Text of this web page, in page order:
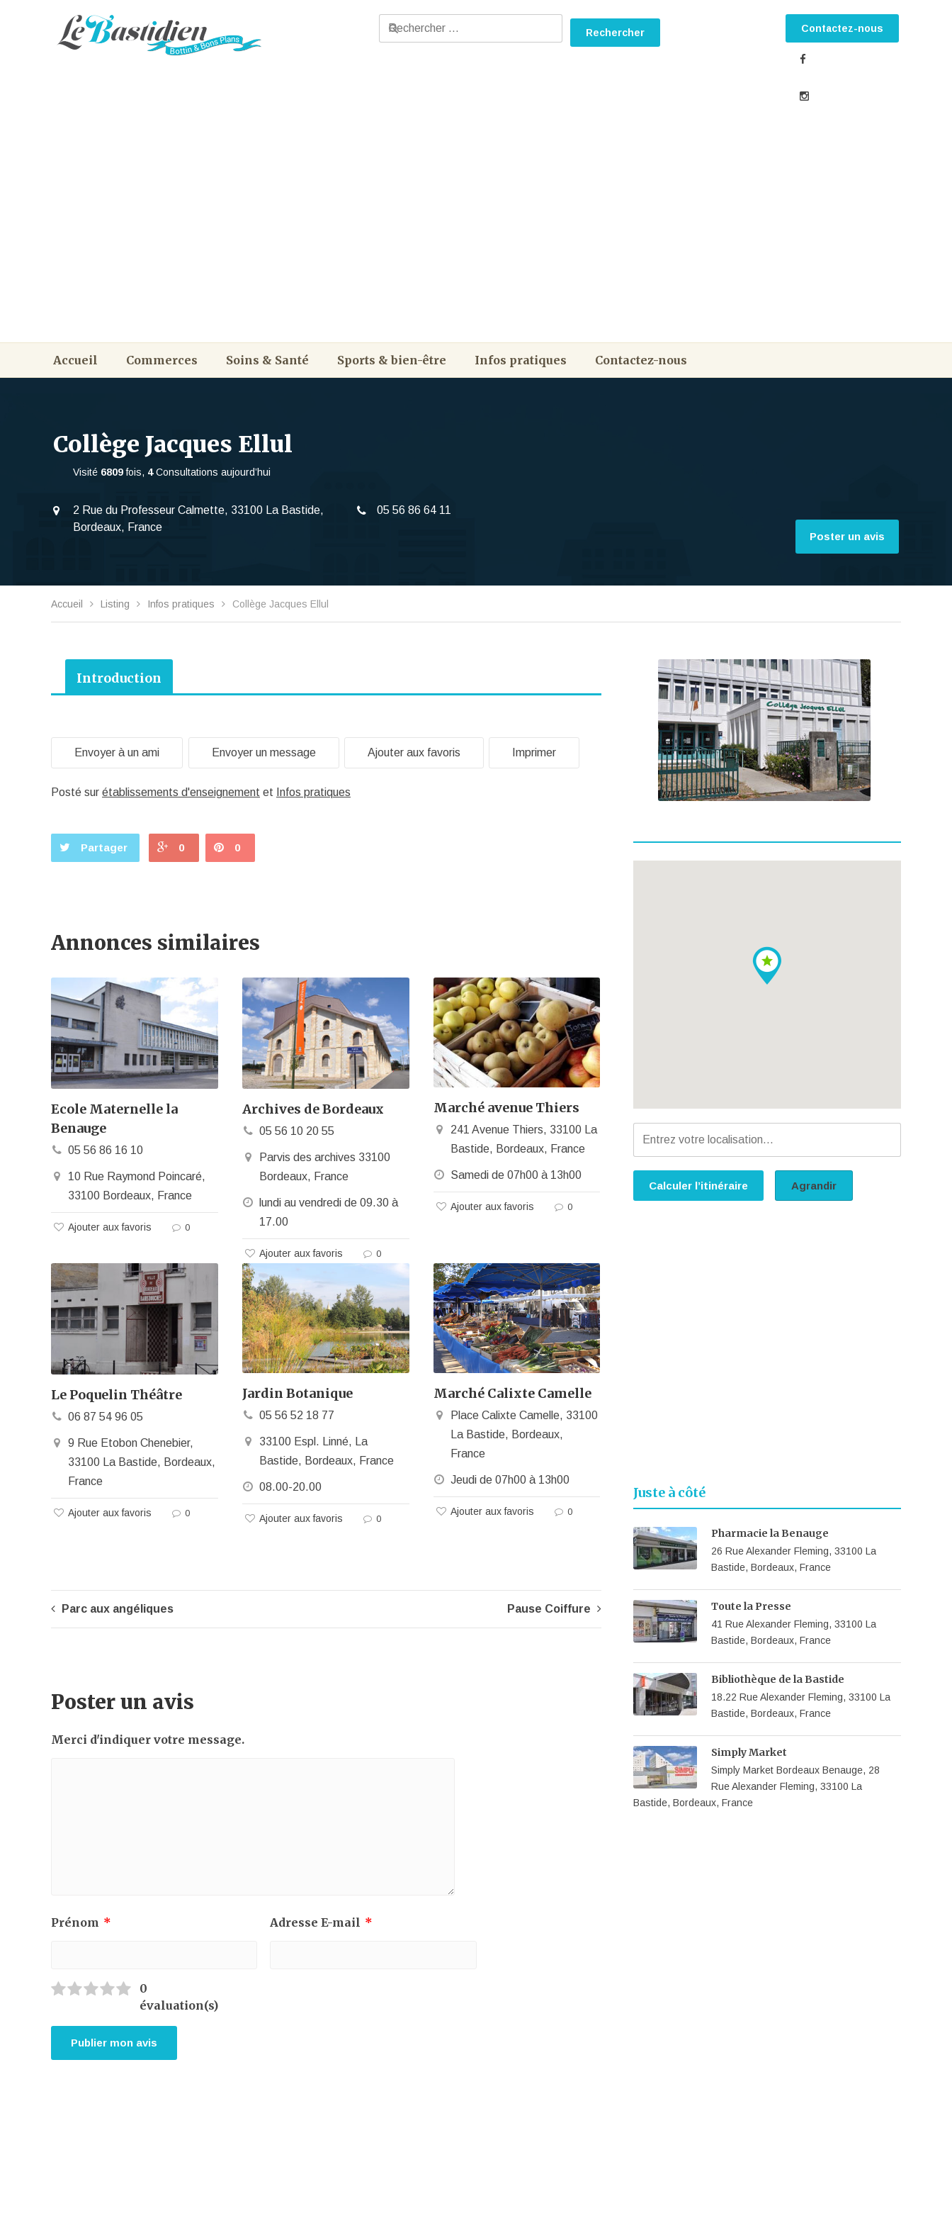
Contactez-nous
Accueil Commerces Soins & Santé Sports & bien-être Infos pratiques Contactez-nous
Collège Jacques Ellul
Visité 6809fois, 4Consultations aujourd’hui
2 Rue du Professeur Calmette, 33100 La Bastide,
Bordeaux, France
05 56 86 64 11
Poster un avis
Accueil Listing Infos pratiques Collège Jacques Ellul
Introduction
Envoyer à un ami Envoyer un message Ajouter aux favoris Imprimer
Posté sur établissements d'enseignement et Infos pratiques
Partager 0 0
Annonces similaires
Ecole Maternelle la
Benauge
05 56 86 16 10
10 Rue Raymond Poincaré,
33100 Bordeaux, France
Ajouter aux favoris 0
Archives de Bordeaux
05 56 10 20 55
Parvis des archives 33100
Bordeaux, France
lundi au vendredi de 09.30 à
17.00
Ajouter aux favoris 0
Marché avenue Thiers
241 Avenue Thiers, 33100 La
Bastide, Bordeaux, France
Samedi de 07h00 à 13h00
Ajouter aux favoris 0
Le Poquelin Théâtre
06 87 54 96 05
9 Rue Etobon Chenebier,
33100 La Bastide, Bordeaux,
France
Ajouter aux favoris 0
Jardin Botanique
05 56 52 18 77
33100 Espl. Linné, La
Bastide, Bordeaux, France
08.00-20.00
Ajouter aux favoris 0
Marché Calixte Camelle
Place Calixte Camelle, 33100
La Bastide, Bordeaux,
France
Jeudi de 07h00 à 13h00
Ajouter aux favoris 0
Parc aux angéliques Pause Coiffure
Poster un avis
Merci d'indiquer votre message.
Prénom * Adresse E-mail *
0
évaluation(s)
Calculer l’itinéraire Agrandir
Juste à côté
Pharmacie la Benauge
26 Rue Alexander Fleming, 33100 La
Bastide, Bordeaux, France
Toute la Presse
41 Rue Alexander Fleming, 33100 La
Bastide, Bordeaux, France
Bibliothèque de la Bastide
18.22 Rue Alexander Fleming, 33100 La
Bastide, Bordeaux, France
Simply Market
Simply Market Bordeaux Benauge, 28
Rue Alexander Fleming, 33100 La
Bastide, Bordeaux, France